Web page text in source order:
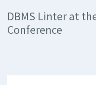
DBMS Linter at
Conference